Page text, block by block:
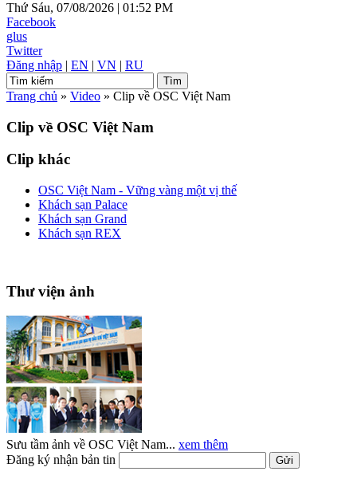
Thứ Sáu, 07/08/2026 | 01:52 PM
Facebook
glus
Twitter
Đăng nhập | EN | VN | RU
Trang chủ » Video » Clip về OSC Việt Nam
Clip về OSC Việt Nam
Clip khác
OSC Việt Nam - Vững vàng một vị thế
Khách sạn Palace
Khách sạn Grand
Khách sạn REX
Thư viện ảnh
Sưu tầm ảnh về OSC Việt Nam... xem thêm
Đăng ký nhận bản tin